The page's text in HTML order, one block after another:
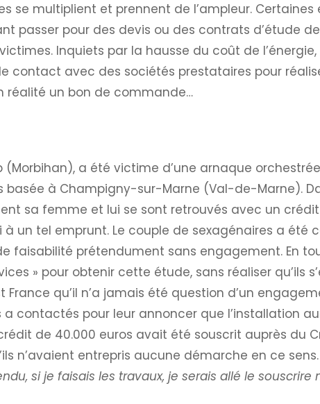
se multiplient et prennent de l’ampleur. Certaines
passer pour des devis ou des contrats d’étude
Inquiets par la hausse du coût de
contact avec des sociétés prestataires pour
réalité un bon de commande…
a été victime d’une arnaque
à Champigny-sur-Marne (Val-de-Marne).
sa femme et lui se sont retrouvés avec un
à un tel emprunt. Le couple de sexagénaires a été
faisabilité prétendument sans engagement. En
» pour obtenir cette étude, sans réaliser qu’ils
qu’il n’a jamais été question d’un
contactés pour leur annoncer que l’installation
de 40.000 euros avait été souscrit auprès du
n’avaient entrepris aucune démarche en ce sens.
si je faisais les travaux, je serais allé le